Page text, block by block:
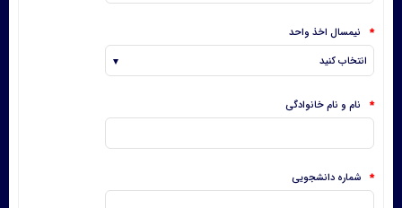
* نیمسال اخذ واحد
* نام و نام خانوادگی
* شماره دانشجویی